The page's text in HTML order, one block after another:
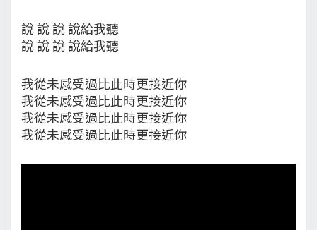
說 說 說 說給我聽
說 說 說 說給我聽
我從未感受過比此時更接近你
我從未感受過比此時更接近你
我從未感受過比此時更接近你
我從未感受過比此時更接近你